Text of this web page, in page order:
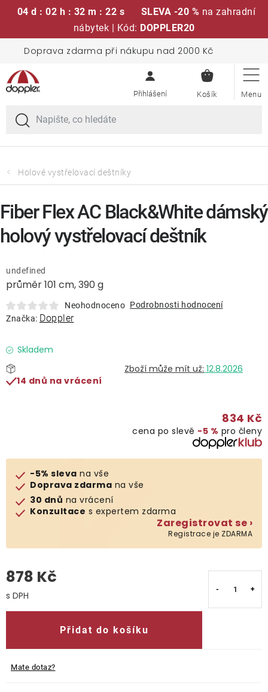
04 d : 02 h : 32 m : 21 s SLEVA -20 % na zahradní
nábytek | Kód: DOPPLER20
obsah
Doprava zdarma při nákupu nad 2000 Kč
KOŠÍK
Sedací soupravy
Slunečníky
Křesla a židle
Lavice a houpačky
Lehátka
Doplňky
Deštníky
Gastro produkty
Klub výhod
Holové vystřelovací deštníky
průměr 101 cm, 390 g
undefined
Neohodnoceno Podrobnosti hodnocení
Značka: Doppler
Skladem
12.8.2026
14 dnů na vrácení
834 Kč
cena po slevě −5 % pro členy
-5% sleva na vše
Doprava zdarma na vše
30 dnů na vrácení
Konzultace s expertem zdarma
Zaregistrovat se ›
Registrace je ZDARMA
878 Kč
Přidat do košíku
Mate dotaz?
Fiber Flex AC Black&White dámský
holový vystřelovací deštník